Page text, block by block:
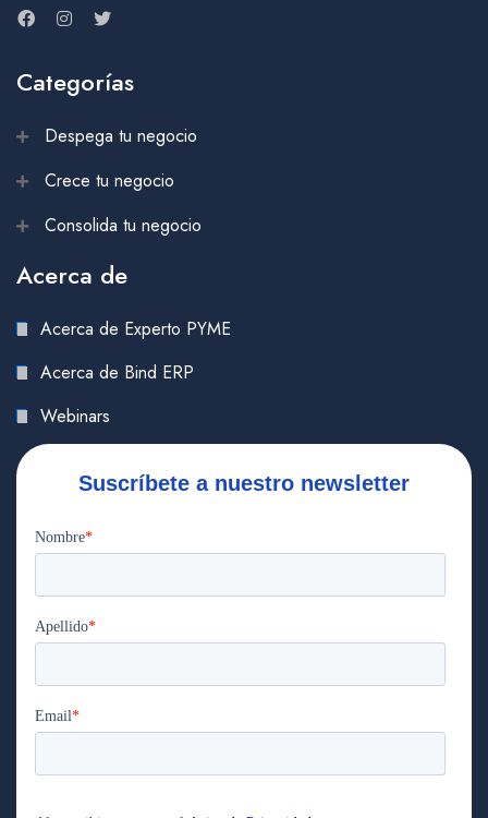
Categorías
Despega tu negocio
Crece tu negocio
Consolida tu negocio
Acerca de
Acerca de Experto PYME
Acerca de Bind ERP
Webinars
Suscríbete a nuestro newsletter